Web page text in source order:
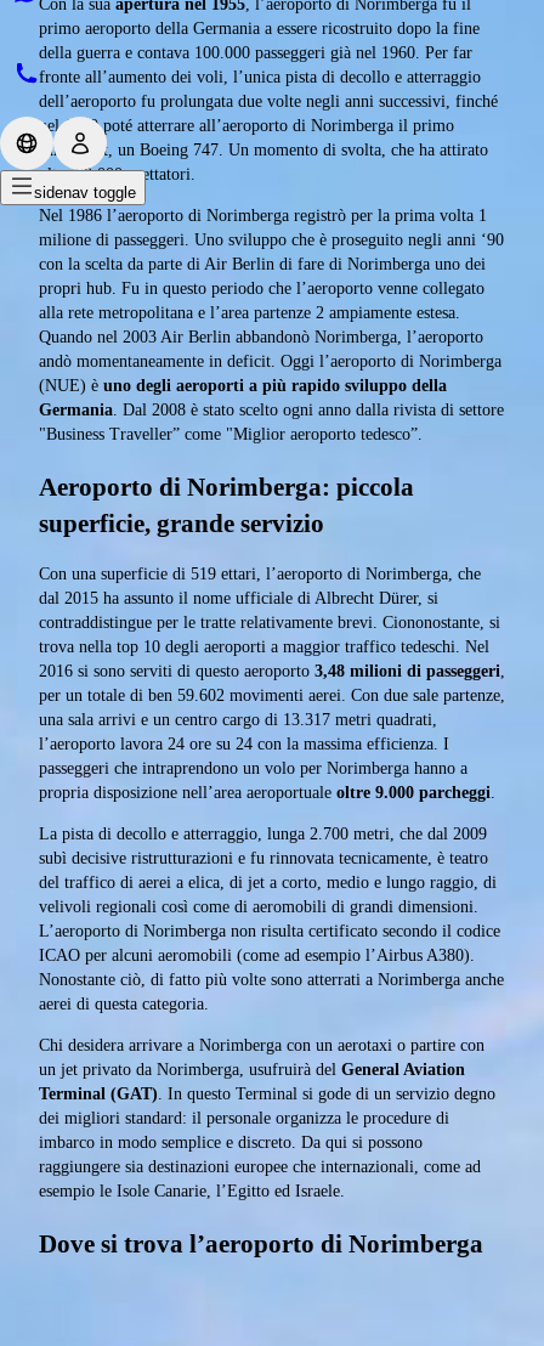
sidenav toggle
Con la sua apertura nel 1955, l’aeroporto di Norimberga fu il
primo aeroporto della Germania a essere ricostruito dopo la fine
della guerra e contava 100.000 passeggeri già nel 1960. Per far
fronte all’aumento dei voli, l’unica pista di decollo e atterraggio
dell’aeroporto fu prolungata due volte negli anni successivi, finché
nel 1970 poté atterrare all’aeroporto di Norimberga il primo
Jumbo-Jet, un Boeing 747. Un momento di svolta, che ha attirato
oltre 20.000 spettatori.
Nel 1986 l’aeroporto di Norimberga registrò per la prima volta 1
milione di passeggeri. Uno sviluppo che è proseguito negli anni ‘90
con la scelta da parte di Air Berlin di fare di Norimberga uno dei
propri hub. Fu in questo periodo che l’aeroporto venne collegato
alla rete metropolitana e l’area partenze 2 ampiamente estesa.
Quando nel 2003 Air Berlin abbandonò Norimberga, l’aeroporto
andò momentaneamente in deficit. Oggi l’aeroporto di Norimberga
(NUE) è uno degli aeroporti a più rapido sviluppo della
Germania. Dal 2008 è stato scelto ogni anno dalla rivista di settore
"Business Traveller” come "Miglior aeroporto tedesco”.
Aeroporto di Norimberga: piccola
superficie, grande servizio
Con una superficie di 519 ettari, l’aeroporto di Norimberga, che
dal 2015 ha assunto il nome ufficiale di Albrecht Dürer, si
contraddistingue per le tratte relativamente brevi. Ciononostante, si
trova nella top 10 degli aeroporti a maggior traffico tedeschi. Nel
2016 si sono serviti di questo aeroporto 3,48 milioni di passeggeri,
per un totale di ben 59.602 movimenti aerei. Con due sale partenze,
una sala arrivi e un centro cargo di 13.317 metri quadrati,
l’aeroporto lavora 24 ore su 24 con la massima efficienza. I
passeggeri che intraprendono un volo per Norimberga hanno a
propria disposizione nell’area aeroportuale oltre 9.000 parcheggi.
La pista di decollo e atterraggio, lunga 2.700 metri, che dal 2009
subì decisive ristrutturazioni e fu rinnovata tecnicamente, è teatro
del traffico di aerei a elica, di jet a corto, medio e lungo raggio, di
velivoli regionali così come di aeromobili di grandi dimensioni.
L’aeroporto di Norimberga non risulta certificato secondo il codice
ICAO per alcuni aeromobili (come ad esempio l’Airbus A380).
Nonostante ciò, di fatto più volte sono atterrati a Norimberga anche
aerei di questa categoria.
Chi desidera arrivare a Norimberga con un aerotaxi o partire con
un jet privato da Norimberga, usufruirà del General Aviation
Terminal (GAT). In questo Terminal si gode di un servizio degno
dei migliori standard: il personale organizza le procedure di
imbarco in modo semplice e discreto. Da qui si possono
raggiungere sia destinazioni europee che internazionali, come ad
esempio le Isole Canarie, l’Egitto ed Israele.
Dove si trova l’aeroporto di Norimberga